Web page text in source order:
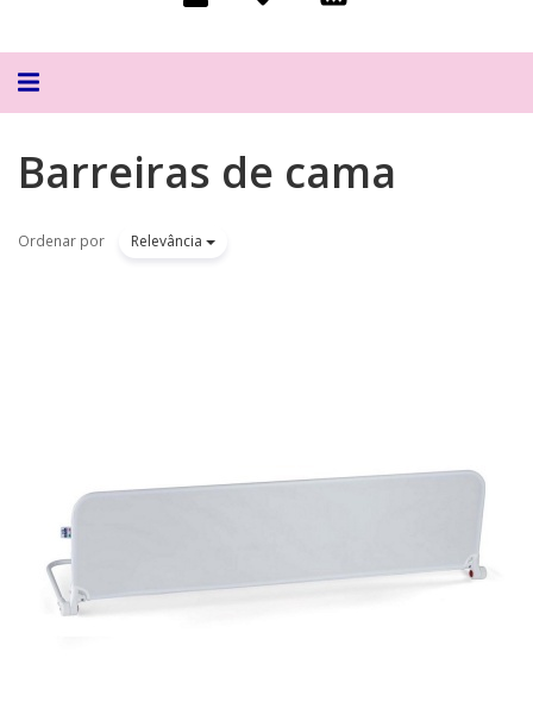
Alternar
Barreiras de cama
Ordenar por Relevância